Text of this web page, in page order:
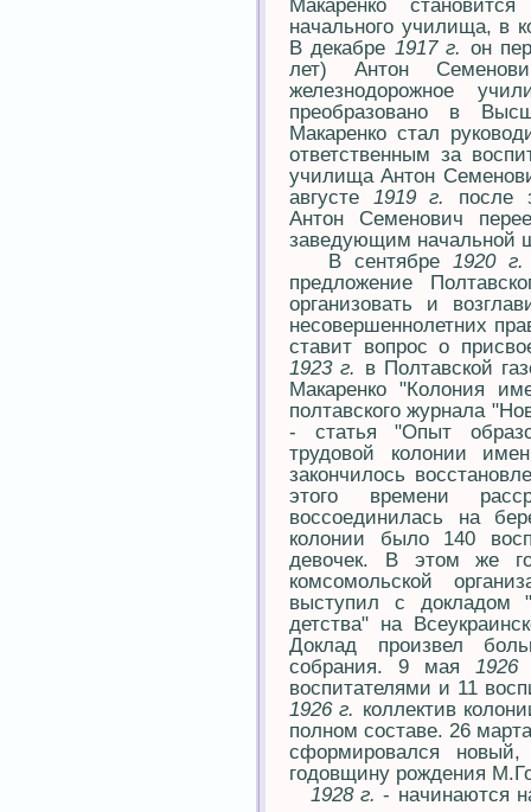
Макаренко
начального училища, в
В декабре 1917 г. он
лет) Антон
железнодорожное
преобразовано в
Макаренко стал
ответственным за
училища Антон
августе 1919 г.
после
Антон Семенович
заведующим начальной
В сентябре 1920 г.
предложение
организовать и
несовершеннолетних
ставит вопрос о
1923 г. в Полтавской
Макаренко "Колония
полтавского журнала
- статья "Опыт
трудовой колонии
закончилось
этого времени
воссоединилась на
колонии было 140
девочек. В этом же
комсомольской
выступил с докладом
детства" на
Доклад произвел
собрания. 9 мая 1926
воспитателями и 11
1926 г. коллектив
полном составе. 26
сформировался новый,
годовщину рождения
1928 г. - начинаются